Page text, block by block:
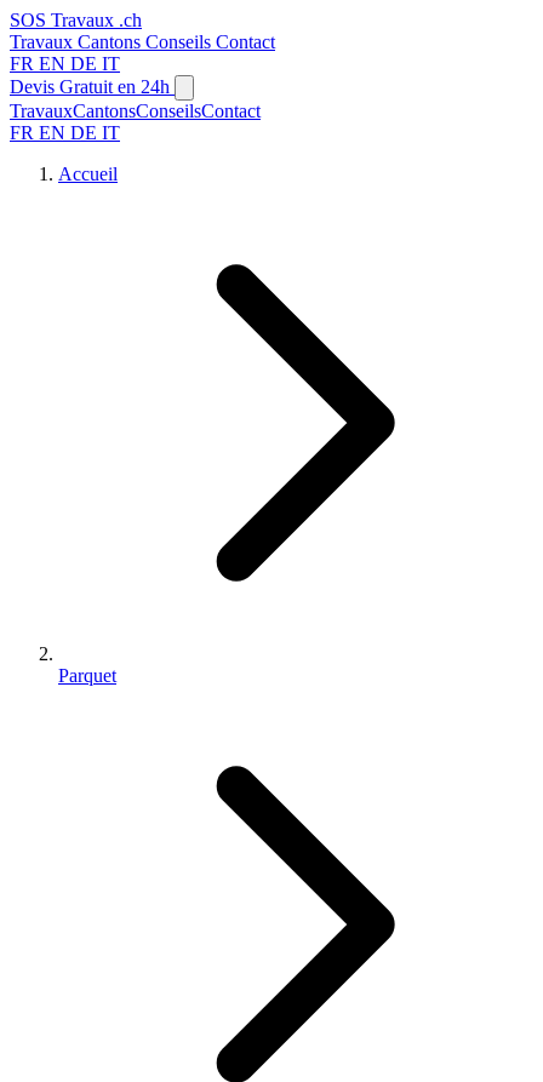
SOS Travaux .ch
Travaux Cantons Conseils Contact
FR EN DE IT
Devis Gratuit en 24h
TravauxCantonsConseilsContact
FR EN DE IT
Accueil
Parquet